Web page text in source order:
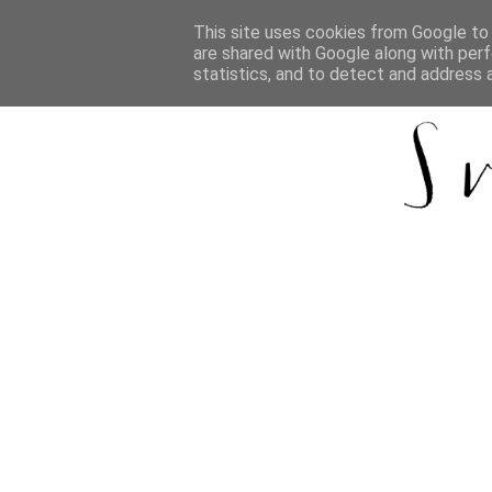
This site uses cookies from Google
are shared with Google along with
statistics, and to detect and address